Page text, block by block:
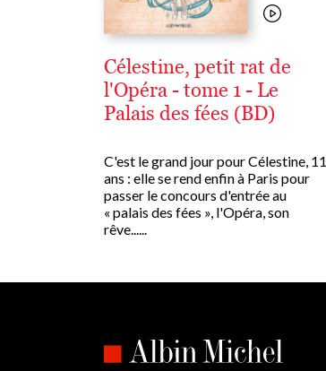
Célestine, petit rat de
l'Opéra - tome 1 - Le
Palais des fées (BD)
C'est le grand jour pour Célestine, 11
ans : elle se rend enfin à Paris pour
passer le concours d'entrée au
« palais des fées », l'Opéra, son
rêve......